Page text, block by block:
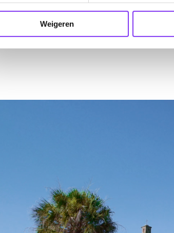
Weigeren